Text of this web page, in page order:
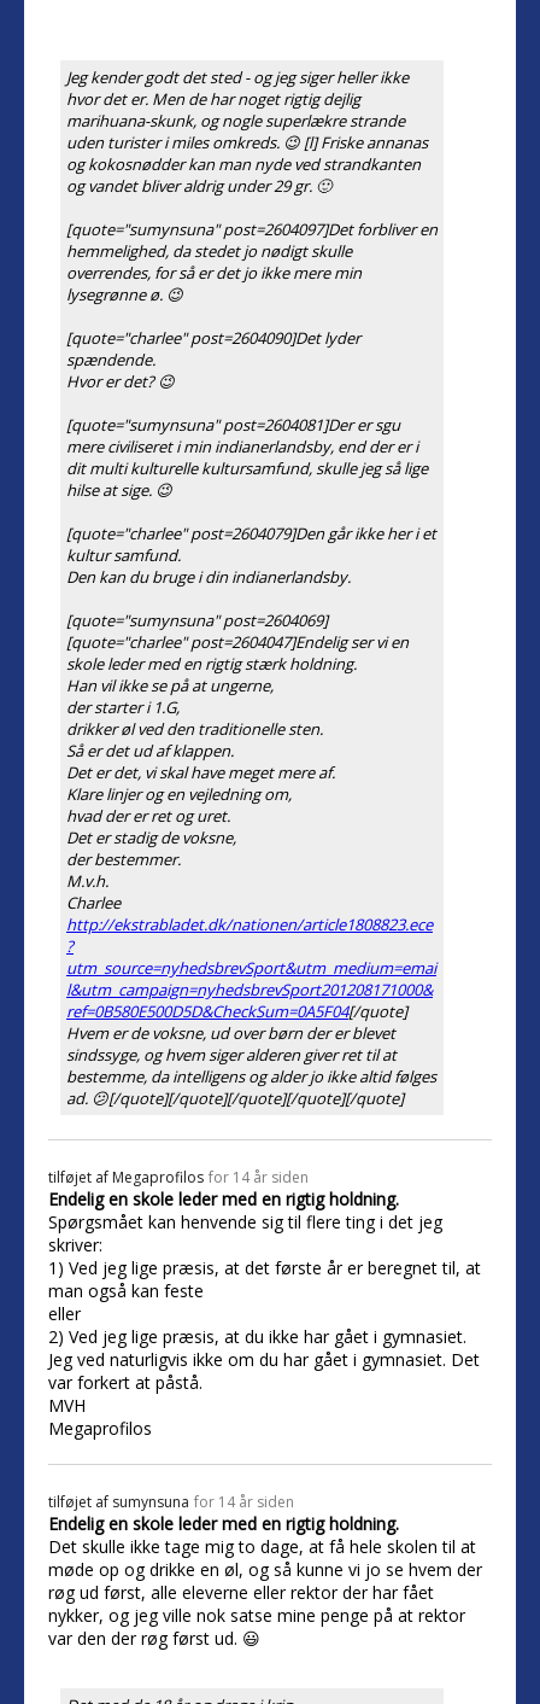
Jeg kender godt det sted - og jeg siger heller ikke
hvor det er. Men de har noget rigtig dejlig
marihuana-skunk, og nogle superlækre strande
uden turister i miles omkreds. 😉 [l] Friske annanas
og kokosnødder kan man nyde ved strandkanten
og vandet bliver aldrig under 29 gr. 🙂
[quote="sumynsuna" post=2604097]Det forbliver en
hemmelighed, da stedet jo nødigt skulle
overrendes, for så er det jo ikke mere min
lysegrønne ø. 😉
[quote="charlee" post=2604090]Det lyder
spændende.
Hvor er det? 😉
[quote="sumynsuna" post=2604081]Der er sgu
mere civiliseret i min indianerlandsby, end der er i
dit multi kulturelle kultursamfund, skulle jeg så lige
hilse at sige. 😉
[quote="charlee" post=2604079]Den går ikke her i et
kultur samfund.
Den kan du bruge i din indianerlandsby.
[quote="sumynsuna" post=2604069]
[quote="charlee" post=2604047]Endelig ser vi en
skole leder med en rigtig stærk holdning.
Han vil ikke se på at ungerne,
der starter i 1.G,
drikker øl ved den traditionelle sten.
Så er det ud af klappen.
Det er det, vi skal have meget mere af.
Klare linjer og en vejledning om,
hvad der er ret og uret.
Det er stadig de voksne,
der bestemmer.
M.v.h.
Charlee
http://ekstrabladet.dk/nationen/article1808823.ece
?
utm_source=nyhedsbrevSport&utm_medium=emai
l&utm_campaign=nyhedsbrevSport201208171000&
ref=0B580E500D5D&CheckSum=0A5F04[/quote]
Hvem er de voksne, ud over børn der er blevet
sindssyge, og hvem siger alderen giver ret til at
bestemme, da intelligens og alder jo ikke altid følges
ad. 😕[/quote][/quote][/quote][/quote][/quote]
tilføjet af Megaprofilos for 14 år siden
Endelig en skole leder med en rigtig holdning.
Spørgsmået kan henvende sig til flere ting i det jeg
skriver:
1) Ved jeg lige præsis, at det første år er beregnet til, at
man også kan feste
eller
2) Ved jeg lige præsis, at du ikke har gået i gymnasiet.
Jeg ved naturligvis ikke om du har gået i gymnasiet. Det
var forkert at påstå.
MVH
Megaprofilos
tilføjet af sumynsuna for 14 år siden
Endelig en skole leder med en rigtig holdning.
Det skulle ikke tage mig to dage, at få hele skolen til at
møde op og drikke en øl, og så kunne vi jo se hvem der
røg ud først, alle eleverne eller rektor der har fået
nykker, og jeg ville nok satse mine penge på at rektor
var den der røg først ud. 😃